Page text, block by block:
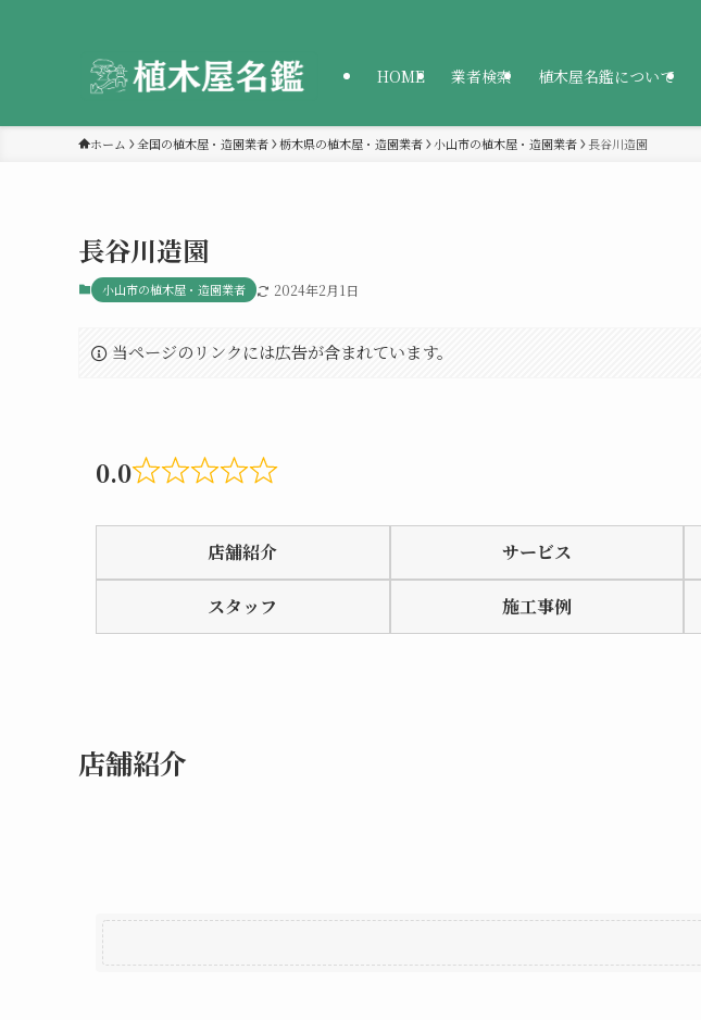
HOME 業者検索 植木屋名鑑について
ホーム 全国の植木屋・造園業者 栃木県の植木屋・造園業者 小山市の植木屋・造園業者 長谷川造園
長谷川造園
小山市の植木屋・造園業者 2024年2月1日
当ページのリンクには広告が含まれています。
0.0
Rated
0.0
out
of
5
店舗紹介 サービス
スタッフ 施工事例
店舗紹介